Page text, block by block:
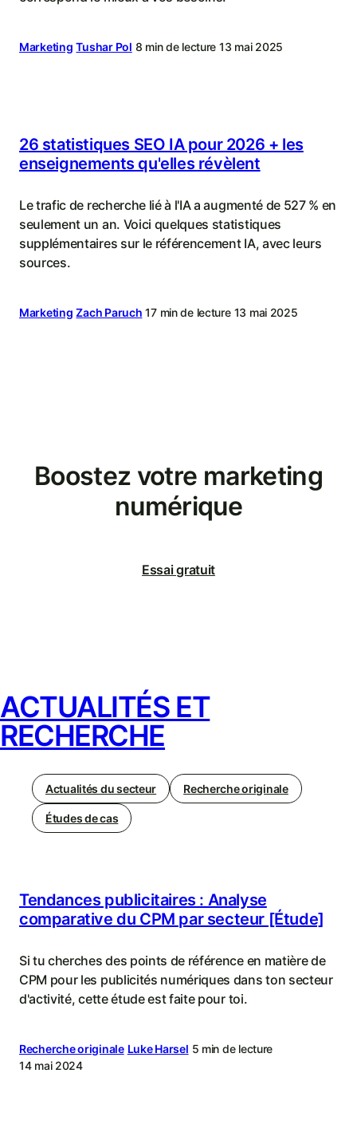
Marketing Tushar Pol 8 min de lecture 13 mai 2025
26 statistiques SEO IA pour 2026 + les
enseignements qu'elles révèlent
Le trafic de recherche lié à l'IA a augmenté de 527 % en
seulement un an. Voici quelques statistiques
supplémentaires sur le référencement IA, avec leurs
sources.
Marketing Zach Paruch 17 min de lecture 13 mai 2025
Boostez votre marketing
numérique
Essai gratuit
ACTUALITÉS ET
RECHERCHE
Actualités du secteur Recherche originale
Études de cas
Tendances publicitaires : Analyse
comparative du CPM par secteur [Étude]
Si tu cherches des points de référence en matière de
CPM pour les publicités numériques dans ton secteur
d'activité, cette étude est faite pour toi.
Recherche originale Luke Harsel 5 min de lecture
14 mai 2024